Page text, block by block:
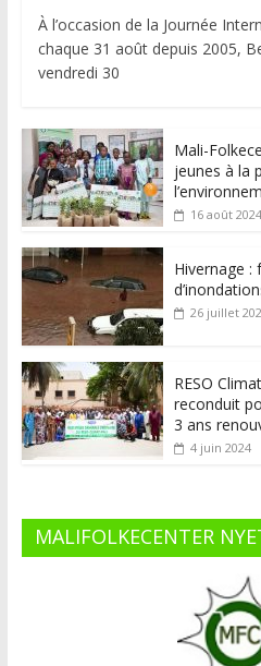
À l’occasion de la Journée
chaque 31 août depuis 2005,
vendredi 30
Mali-
jeunes à la
16 août 2024
Hivernage :
26 juillet
RESO
reconduit
3 ans
4 juin 2024
MALIFOLKECENTER